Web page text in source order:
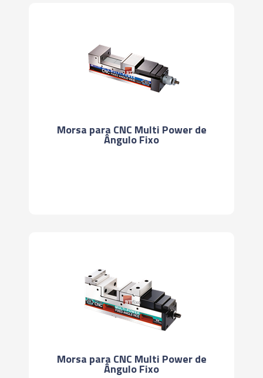
Morsa para CNC Multi Power de
Ângulo Fixo
Morsa para CNC Multi Power de
Ângulo Fixo